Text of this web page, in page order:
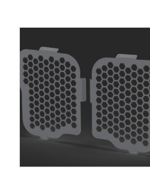
Fensterteile:
Ø Fensterloser Laderaum